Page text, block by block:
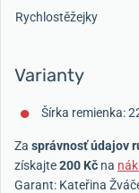
Rychlostěžejky
Varianty
Šírka remienka:
Za správnosť údajov
získajte200 Kč na
Garant: Kateřina